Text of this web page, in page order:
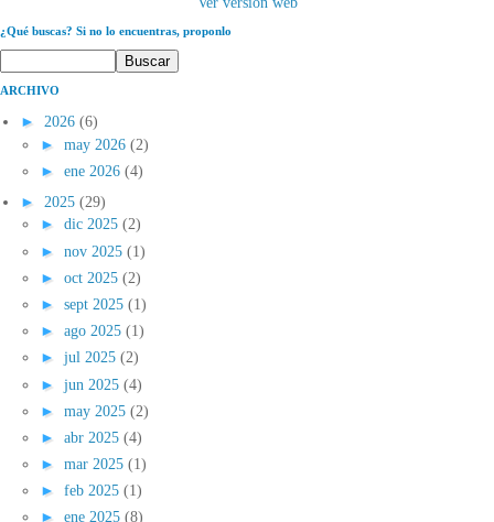
¿Qué buscas? Si no lo encuentras, proponlo
ARCHIVO
► 2026 (6)
► may 2026 (2)
► ene 2026 (4)
► 2025 (29)
► dic 2025 (2)
► nov 2025 (1)
► oct 2025 (2)
► sept 2025 (1)
► ago 2025 (1)
► jul 2025 (2)
► jun 2025 (4)
► may 2025 (2)
► abr 2025 (4)
► mar 2025 (1)
► feb 2025 (1)
► ene 2025 (8)